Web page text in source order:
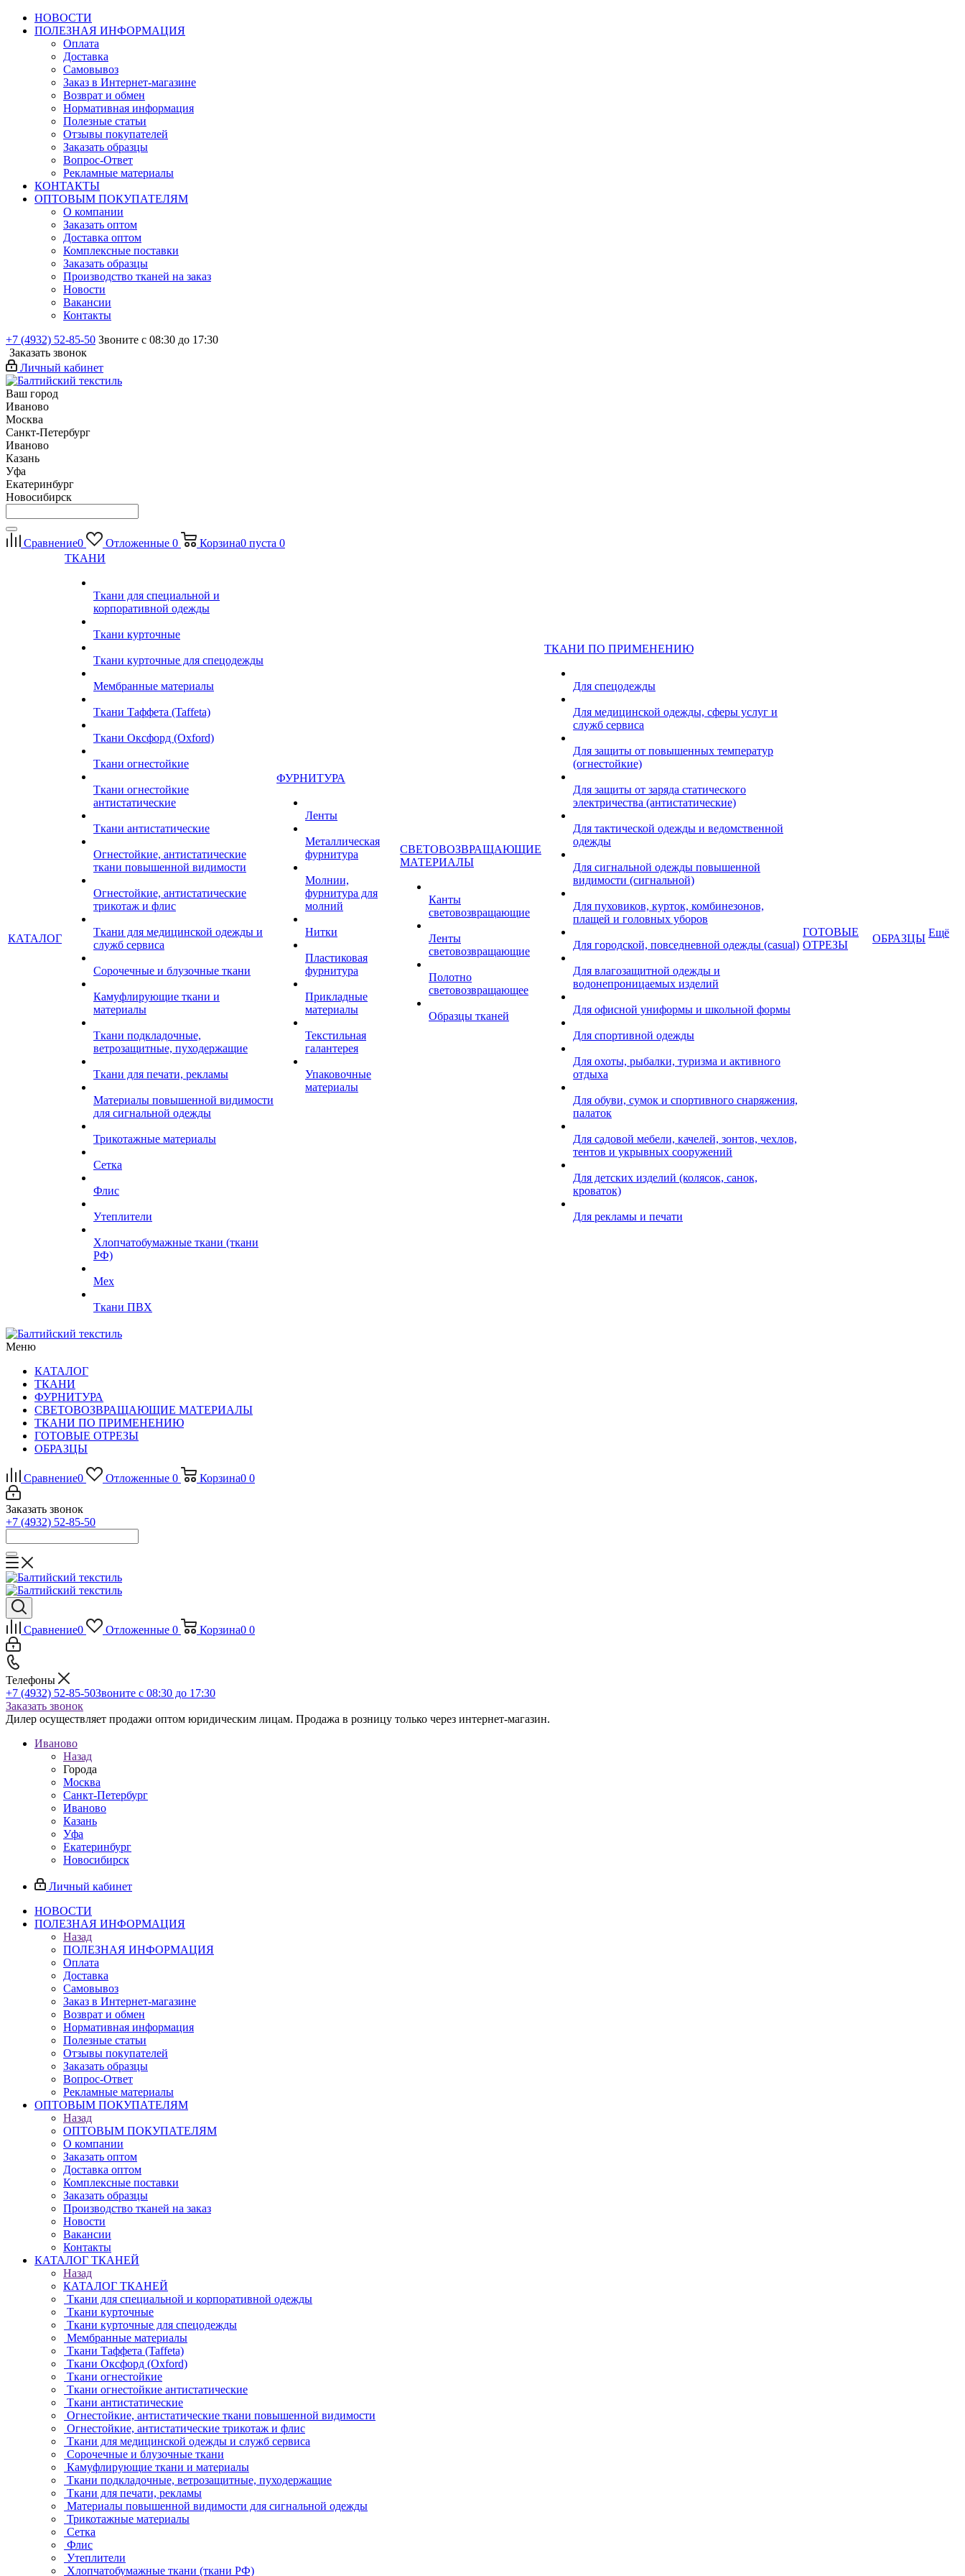
НОВОСТИ
ПОЛЕЗНАЯ ИНФОРМАЦИЯ
Оплата
Доставка
Самовывоз
Заказ в Интернет-магазине
Возврат и обмен
Нормативная информация
Полезные статьи
Отзывы покупателей
Заказать образцы
Вопрос-Ответ
Рекламные материалы
КОНТАКТЫ
ОПТОВЫМ ПОКУПАТЕЛЯМ
О компании
Заказать оптом
Доставка оптом
Комплексные поставки
Заказать образцы
Производство тканей на заказ
Новости
Вакансии
Контакты
+7 (4932) 52-85-50 Звоните с 08:30 до 17:30
Заказать звонок
Личный кабинет
Ваш город
Иваново
Москва
Санкт-Петербург
Иваново
Казань
Уфа
Екатеринбург
Новосибирск
Сравнение0 Отложенные 0 Корзина0 пуста 0
КАТАЛОГ
ТКАНИ
Ткани для специальной и
корпоративной одежды
Ткани курточные
Ткани курточные для спецодежды
Мембранные материалы
Ткани Таффета (Taffeta)
Ткани Оксфорд (Oxford)
Ткани огнестойкие
Ткани огнестойкие
антистатические
Ткани антистатические
Огнестойкие, антистатические
ткани повышенной видимости
Огнестойкие, антистатические
трикотаж и флис
Ткани для медицинской одежды и
служб сервиса
Сорочечные и блузочные ткани
Камуфлирующие ткани и
материалы
Ткани подкладочные,
ветрозащитные, пуходержащие
Ткани для печати, рекламы
Материалы повышенной видимости
для сигнальной одежды
Трикотажные материалы
Сетка
Флис
Утеплители
Хлопчатобумажные ткани (ткани
РФ)
Мех
Ткани ПВХ
ФУРНИТУРА
Ленты
Металлическая
фурнитура
Молнии,
фурнитура для
молний
Нитки
Пластиковая
фурнитура
Прикладные
материалы
Текстильная
галантерея
Упаковочные
материалы
СВЕТОВОЗВРАЩАЮЩИЕ
МАТЕРИАЛЫ
Канты
световозвращающие
Ленты
световозвращающие
Полотно
световозвращающее
Образцы тканей
ТКАНИ ПО ПРИМЕНЕНИЮ
Для спецодежды
Для медицинской одежды, сферы услуг и
служб сервиса
Для защиты от повышенных температур
(огнестойкие)
Для защиты от заряда статического
электричества (антистатические)
Для тактической одежды и ведомственной
одежды
Для сигнальной одежды повышенной
видимости (сигнальной)
Для пуховиков, курток, комбинезонов,
плащей и головных уборов
Для городской, повседневной одежды (casual)
Для влагозащитной одежды и
водонепроницаемых изделий
Для офисной униформы и школьной формы
Для спортивной одежды
Для охоты, рыбалки, туризма и активного
отдыха
Для обуви, сумок и спортивного снаряжения,
палаток
Для садовой мебели, качелей, зонтов, чехлов,
тентов и укрывных сооружений
Для детских изделий (колясок, санок,
кроваток)
Для рекламы и печати
ГОТОВЫЕ
ОТРЕЗЫ
ОБРАЗЦЫ Ещё
Меню
КАТАЛОГ
ТКАНИ
ФУРНИТУРА
СВЕТОВОЗВРАЩАЮЩИЕ МАТЕРИАЛЫ
ТКАНИ ПО ПРИМЕНЕНИЮ
ГОТОВЫЕ ОТРЕЗЫ
ОБРАЗЦЫ
Сравнение0 Отложенные 0 Корзина0 0
Заказать звонок
+7 (4932) 52-85-50
Сравнение0 Отложенные 0 Корзина0 0
Телефоны
+7 (4932) 52-85-50Звоните с 08:30 до 17:30
Заказать звонок
Дилер осуществляет продажи оптом юридическим лицам. Продажа в розницу только через интернет-магазин.
Иваново
Назад
Города
Москва
Санкт-Петербург
Иваново
Казань
Уфа
Екатеринбург
Новосибирск
Личный кабинет
НОВОСТИ
ПОЛЕЗНАЯ ИНФОРМАЦИЯ
Назад
ПОЛЕЗНАЯ ИНФОРМАЦИЯ
Оплата
Доставка
Самовывоз
Заказ в Интернет-магазине
Возврат и обмен
Нормативная информация
Полезные статьи
Отзывы покупателей
Заказать образцы
Вопрос-Ответ
Рекламные материалы
ОПТОВЫМ ПОКУПАТЕЛЯМ
Назад
ОПТОВЫМ ПОКУПАТЕЛЯМ
О компании
Заказать оптом
Доставка оптом
Комплексные поставки
Заказать образцы
Производство тканей на заказ
Новости
Вакансии
Контакты
КАТАЛОГ ТКАНЕЙ
Назад
КАТАЛОГ ТКАНЕЙ
Ткани для специальной и корпоративной одежды
Ткани курточные
Ткани курточные для спецодежды
Мембранные материалы
Ткани Таффета (Taffeta)
Ткани Оксфорд (Oxford)
Ткани огнестойкие
Ткани огнестойкие антистатические
Ткани антистатические
Огнестойкие, антистатические ткани повышенной видимости
Огнестойкие, антистатические трикотаж и флис
Ткани для медицинской одежды и служб сервиса
Сорочечные и блузочные ткани
Камуфлирующие ткани и материалы
Ткани подкладочные, ветрозащитные, пуходержащие
Ткани для печати, рекламы
Материалы повышенной видимости для сигнальной одежды
Трикотажные материалы
Сетка
Флис
Утеплители
Хлопчатобумажные ткани (ткани РФ)